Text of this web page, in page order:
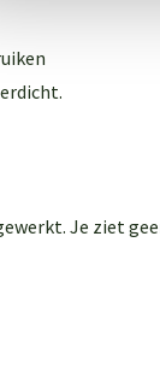
Je ziet